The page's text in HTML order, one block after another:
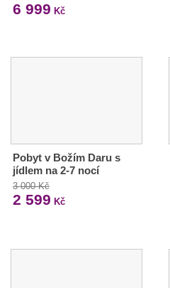
6 999 Kč
Pobyt v Božím Daru s
jídlem na 2-7 nocí
3 000 Kč
2 599 Kč